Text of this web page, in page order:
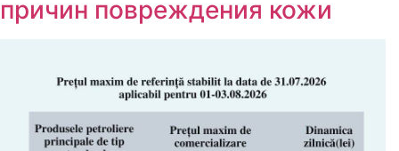
причин повреждения кожи